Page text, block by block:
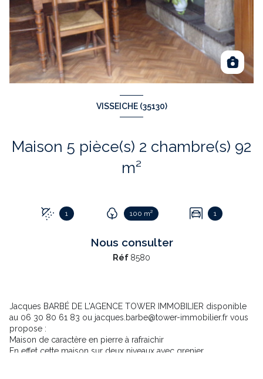
VISSEICHE (35130)
Maison 5 pièce(s) 2 chambre(s) 92
m²
1 100 m² 1
Nous consulter
Réf 8580
Jacques BARBÉ DE L'AGENCE TOWER IMMOBILIER disponible
au 06 30 80 61 83 ou jacques.barbe@tower-immobilier.fr vous
propose :
Maison de caractère en pierre à rafraichir
En effet cette maison sur deux niveaux avec grenier